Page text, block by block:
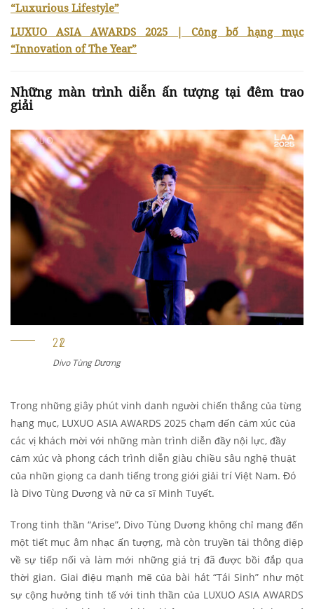
“Luxurious Lifestyle”
LUXUO ASIA AWARDS 2025 | Công bố hạng mục
“Innovation of The Year”
Những màn trình diễn ấn tượng tại đêm trao
giải
Divo Tùng Dương
Trong những giây phút vinh danh người chiến thắng của từng
hạng mục, LUXUO ASIA AWARDS 2025 chạm đến cảm xúc của
các vị khách mời với những màn trình diễn đầy nội lực, đầy
cảm xúc và phong cách trình diễn giàu chiều sâu nghệ thuật
của nhữn giọng ca danh tiếng trong giới giải trí Việt Nam. Đó
là Divo Tùng Dương và nữ ca sĩ Minh Tuyết.
Trong tinh thần “Arise”, Divo Tùng Dương không chỉ mang đến
một tiết mục âm nhạc ấn tượng, mà còn truyền tải thông điệp
về sự tiếp nối và làm mới những giá trị đã được bồi đắp qua
thời gian. Giai điệu mạnh mẽ của bài hát “Tái Sinh” như một
sự cộng hưởng tinh tế với tinh thần của LUXUO ASIA AWARDS